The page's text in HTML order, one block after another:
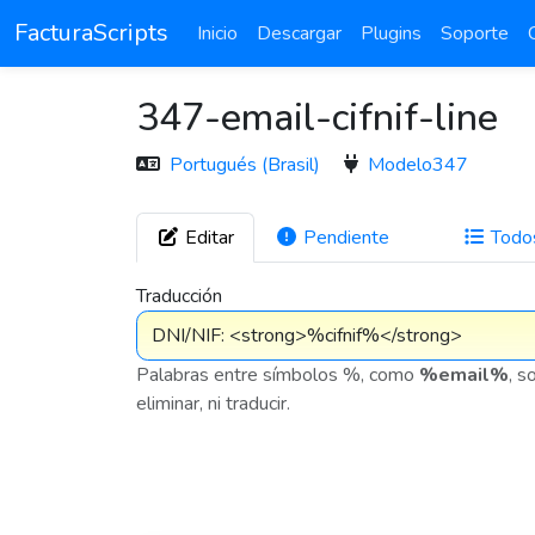
FacturaScripts Inicio Descargar Plugins Soporte
347-email-cifnif-line
Portugués (Brasil) Modelo347
Editar Pendiente
Traducción
Palabras entre símbolos %, como %email%,
eliminar, ni traducir.